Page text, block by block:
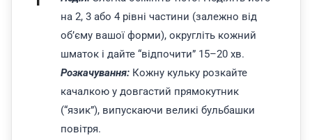
на 2, 3 або 4 рівні частини (залежно від
об’єму вашої форми), округліть кожний
шматок і дайте “відпочити” 15–20 хв.
Розкачування: Кожну кульку розкайте
качалкою у довгастий прямокутник
(“язик”), випускаючи великі бульбашки
повітря.